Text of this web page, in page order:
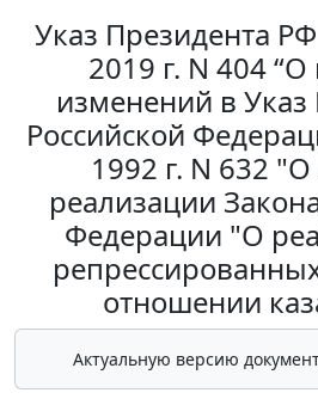
Указ Президента РФ
2019 г. N 404
изменений в Указ
Российской
1992 г. N 632
реализации
Федерации "О
отношении
Актуальную версию